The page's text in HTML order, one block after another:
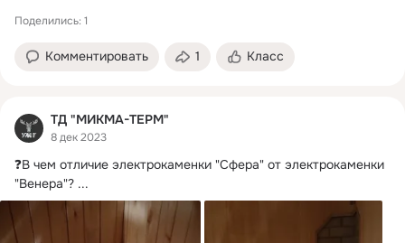
Поделились: 1
Комментировать 1 Класс
ТД "МИКМА-ТЕРМ"
8 дек 2023
❓В чем отличие электрокаменки "Сфера" от электрокаменки
"Венера"? ...